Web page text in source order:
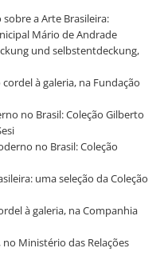
sobre a Arte Brasileira:
Mário de Andrade
und selbstentdeckung,
cordel à galeria, na Fundação
no Brasil: Coleção Gilberto
no Brasil: Coleção
uma seleção da Coleção
à galeria, na Companhia
no Ministério das Relações